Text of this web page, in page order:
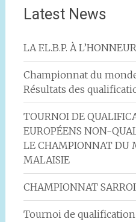
Latest News
LA F.L.B.P. À
Championnat du
Résultats des
TOURNOI DE
EUROPÉENS NON-
LE CHAMPIONNAT DU
MALAISIE
CHAMPIONNAT
Tournoi de qualification